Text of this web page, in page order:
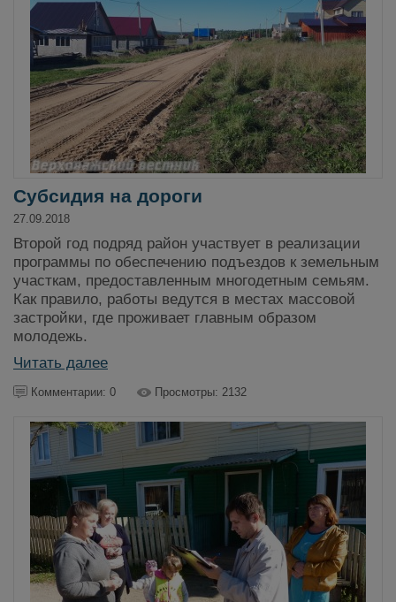
Субсидия на дороги
27.09.2018
Второй год подряд район участвует в реализации
программы по обеспечению подъездов к земельным
участкам, предоставленным многодетным семьям.
Как правило, работы ведутся в местах массовой
застройки, где проживает главным образом
молодежь.
Читать далее
Комментарии: 0 Просмотры: 2132